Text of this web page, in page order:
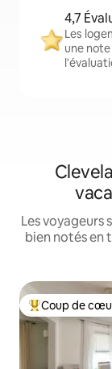
4,7
Les
une
Les voyageurs
bien notés en
Coups de cœur
Coup de